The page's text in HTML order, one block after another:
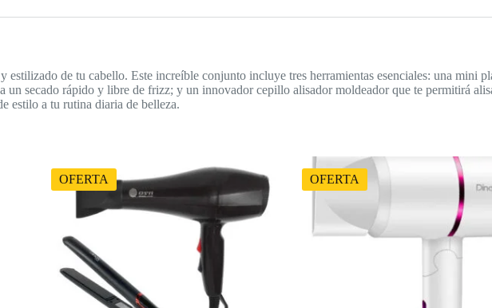
de tu cabello. Este increíble conjunto incluye tres herramientas esenciales: una mini
un secado rápido y libre de frizz; y un innovador cepillo alisador moldeador que te permitirá
estilo a tu rutina diaria de belleza.
OFERTA OFERTA